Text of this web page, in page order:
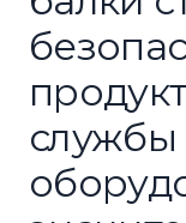
службы